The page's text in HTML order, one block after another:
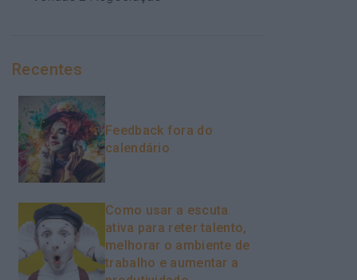
Recentes
Feedback fora do
calendário
Como usar a escuta
ativa para reter talento,
melhorar o ambiente de
trabalho e aumentar a